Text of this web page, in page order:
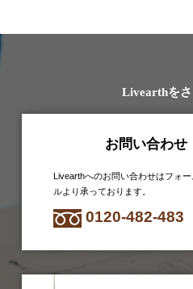
Livearthを
お問い合わせ
Livearthへのお問い合わせはフォ
ルより承っております。
0120-482-483